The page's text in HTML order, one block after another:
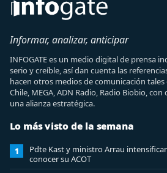
Informar, analizar, anticipar
INFOGATE es un medio digital de prensa
serio y creíble, así dan cuenta las
hacen otros medios de comunicación tales
Chile, MEGA, ADN Radio, Radio Biobio,
una alianza estratégica.
Lo más visto de la semana
1
Pdte Kast y ministro Arrau
conocer su ACOT